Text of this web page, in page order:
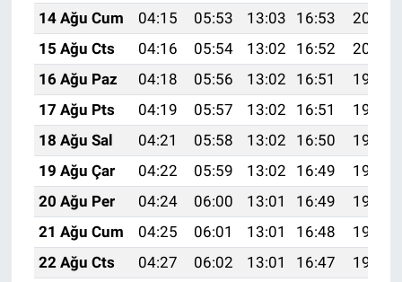
14 Ağu Cum
04:15 05:53 13:03 16:53
20:02
15 Ağu Cts
04:16 05:54 13:02 16:52
20:01
16 Ağu Paz
04:18 05:56 13:02 16:51
19:59
17 Ağu Pts
04:19 05:57 13:02 16:51
19:58
18 Ağu Sal
04:21 05:58 13:02 16:50
19:56
19 Ağu Çar
04:22 05:59 13:02 16:49
19:55
20 Ağu Per
04:24 06:00 13:01 16:49
19:53
21 Ağu Cum
04:25 06:01 13:01 16:48
19:52
22 Ağu Cts
04:27 06:02 13:01 16:47
19:50